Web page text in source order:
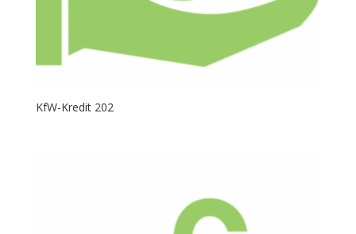
KfW-Kredit 202